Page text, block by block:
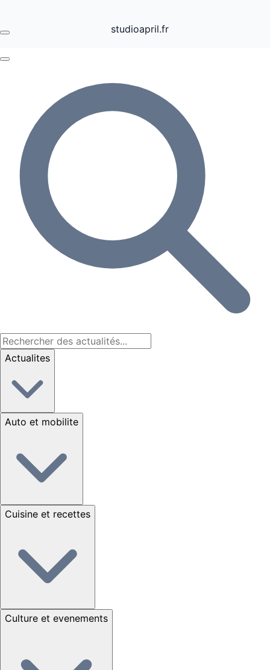
studioapril.fr
Actualites
Auto et mobilite
Cuisine et recettes
Culture et evenements